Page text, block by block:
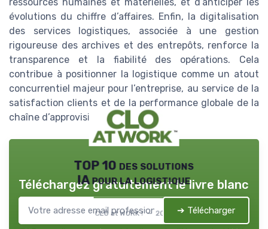
évolutions du chiffre d’affaires. Enfin, la digitalisation
des services logistiques, associée à une gestion
rigoureuse des archives et des entrepôts, renforce la
transparence et la fiabilité des opérations. Cela
contribue à positionner la logistique comme un atout
concurrentiel majeur pour l’entreprise, au service de la
satisfaction clients et de la performance globale de la
chaîne d’approvisionnement.
TOP 10 des solutions
IA pour la logistique
CLO at WORK ! — 2026
Téléchargez gratuitement le livre blanc
➔ Télécharger